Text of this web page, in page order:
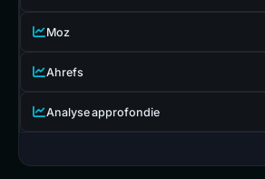
Moz
Ahrefs
Analyse approfondie